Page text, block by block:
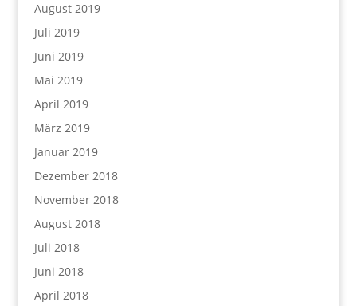
August 2019
Juli 2019
Juni 2019
Mai 2019
April 2019
März 2019
Januar 2019
Dezember 2018
November 2018
August 2018
Juli 2018
Juni 2018
April 2018